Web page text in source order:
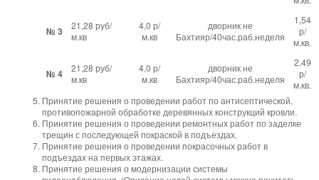
№ 3
21,28 руб/
м.кв
4,0 р/
м.кв
дворник не
Бахтияр/40час.раб.неделя
1,54
р/
м.кв.
№ 4
21,28 руб/
м.кв
4,0 р/
м.кв
дворник не
Бахтияр/40час.раб.неделя
2,49
р/
м.кв.
Принятие решения о проведении работ по антисептической,
противопожарной обработке деревянных конструкций кровли.
Принятие решения о проведении ремонтных работ по заделке
трещин с последующей покраской в подъездах.
Принятие решения о проведении покрасочных работ в
подъездах на первых этажах.
Принятие решения о модернизации системы